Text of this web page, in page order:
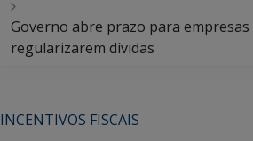
Governo abre prazo para empresas
regularizarem dívidas
INCENTIVOS FISCAIS